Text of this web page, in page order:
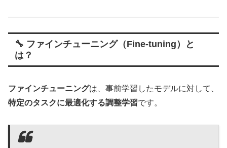
🔧 ファインチューニング（Fine-tuning）と
は？
ファインチューニングは、事前学習したモデルに対して、
特定のタスクに最適化する調整学習です。